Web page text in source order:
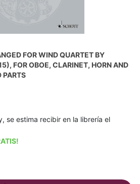
FOR WIND QUARTET BY
FOR OBOE, CLARINET, HORN AND
PARTS
se estima recibir en la librería el